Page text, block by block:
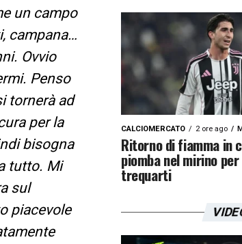
un campo
campana…
Ovvio
Penso
tornerà ad
per la
bisogna
tutto. Mi
sul
piacevole
CALCIOMERCATO 2 ore ago
Ritorno di fiamma in
piomba nel mirino
trequarti